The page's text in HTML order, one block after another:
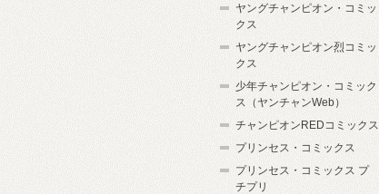
ヤングチャンピオン・コミッ
クス
ヤングチャンピオン烈コミッ
クス
少年チャンピオン・コミック
ス（ヤンチャンWeb）
チャンピオンREDコミックス
プリンセス・コミックス
プリンセス・コミックス プ
チプリ